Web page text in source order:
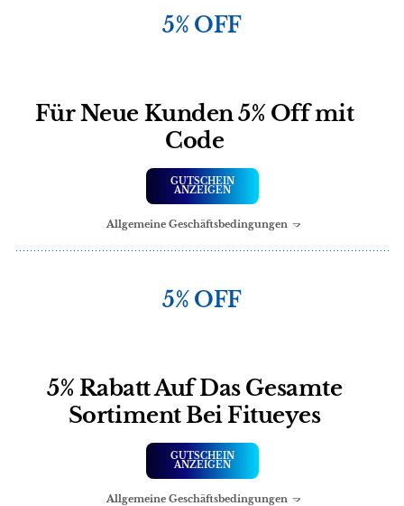
5% OFF
Für Neue Kunden 5% Off mit
Code
GUTSCHEIN
ANZEIGEN
Allgemeine Geschäftsbedingungen
5% OFF
5% Rabatt Auf Das Gesamte
Sortiment Bei Fitueyes
GUTSCHEIN
ANZEIGEN
Allgemeine Geschäftsbedingungen